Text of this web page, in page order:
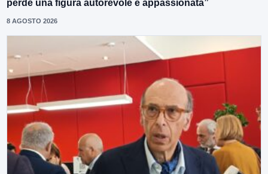
perde una figura autorevole e appassionata”
8 AGOSTO 2026